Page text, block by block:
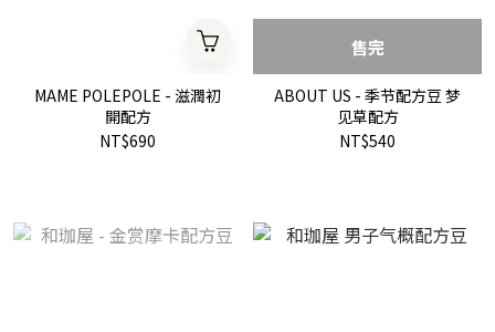
MAME POLEPOLE - 滋潤初
開配方
NT$690
售完
ABOUT US - 季节配方豆 梦
见草配方
NT$540